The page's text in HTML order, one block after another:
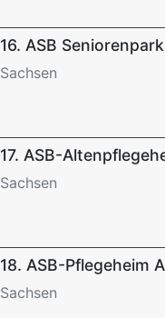
16. ASB
Sachsen
17. ASB-
Sachsen
18. ASB-Pflegeheim
Sachsen